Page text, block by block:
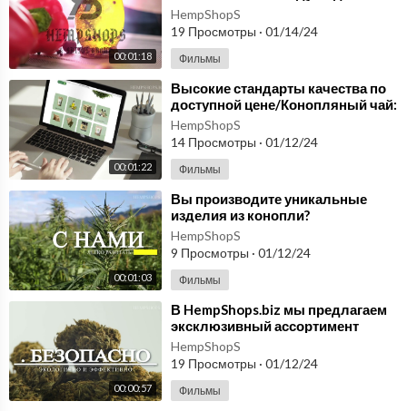
https://mastodon.social/@domizkonopli
https://www.diigo.com/profile/domizkonopli
https://www.woddal.com/?cache=1647329773
https://ok.ru/profile/595001345540
https://zen.yandex.ru/id/6257d0bee3719f28ba347087
00:01:18
возродить использование
конопли. hempshops.biz
HempShopS
19 Просмотры · 01/14/24
Фильмы
00:01:22
⁣Высокие стандарты качества по
доступной цене/Конопляный чай:
Не Просто Чай, а Путь к
Благополучию!
HempShopS
14 Просмотры · 01/12/24
Фильмы
00:01:03
⁣Вы производите уникальные
изделия из конопли?
HempShops.biz приглашает вас
расширить свои горизонты!
HempShopS
9 Просмотры · 01/12/24
Фильмы
00:00:57
⁣В HempShops.biz мы предлагаем
эксклюзивный ассортимент
продуктов из
высококачественной конопли
HempShopS
19 Просмотры · 01/12/24
Фильмы